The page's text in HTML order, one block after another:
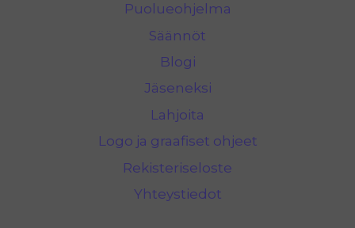
Puolueohjelma
Säännöt
Blogi
Jäseneksi
Lahjoita
Logo ja graafiset ohjeet
Rekisteriseloste
Yhteystiedot